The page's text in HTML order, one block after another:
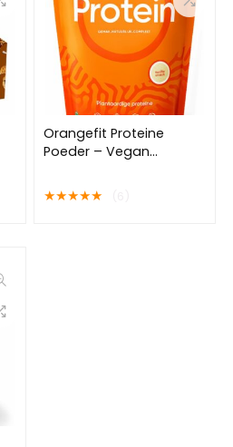
Orangefit Proteine
Poeder – Vegan
(30 shakes) – Eiwitshake
Vanille – Perfect Voor Je
★★★★★